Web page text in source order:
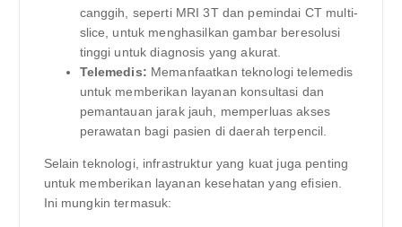
canggih, seperti MRI 3T dan pemindai CT multi-
slice, untuk menghasilkan gambar beresolusi
tinggi untuk diagnosis yang akurat.
Telemedis: Memanfaatkan teknologi telemedis
untuk memberikan layanan konsultasi dan
pemantauan jarak jauh, memperluas akses
perawatan bagi pasien di daerah terpencil.
Selain teknologi, infrastruktur yang kuat juga penting
untuk memberikan layanan kesehatan yang efisien.
Ini mungkin termasuk: